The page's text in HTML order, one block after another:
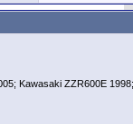
Kawasaki ZZR600E